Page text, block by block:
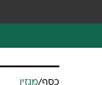
כסף/מגזין